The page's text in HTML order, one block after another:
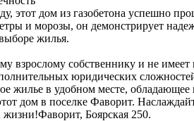
этот дом из газобетона успешно
и морозы, он демонстрирует
жилья.
взрослому собственнику и не имеет
юридических
жилье в удобном месте,
дом в поселке Фаворит.
жизни!Фаворит, Боярская 250.